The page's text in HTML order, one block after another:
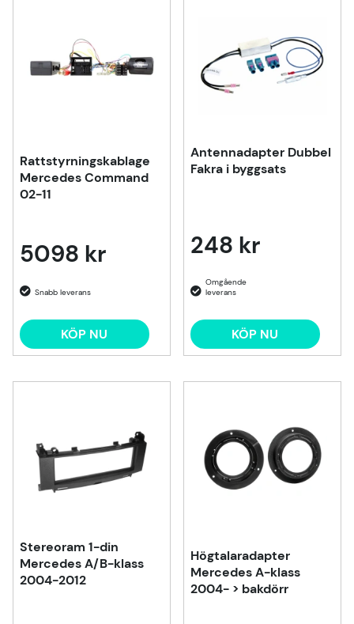
Rattstyrningskablage
Mercedes Command
02-11
5098 kr
KÖP NU
Antennadapter Dubbel
Fakra i byggsats
248 kr
KÖP NU
Stereoram 1-din
Mercedes A/B-klass
2004-2012
Högtalaradapter
Mercedes A-klass
2004- > bakdörr